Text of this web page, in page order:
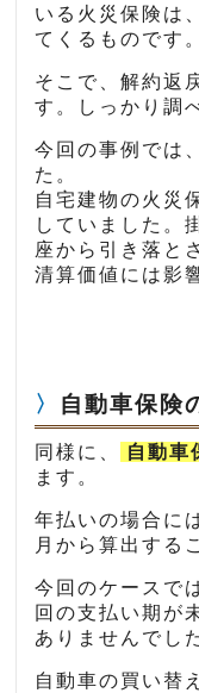
いる火災保険は
てくるものです。
そこで、解約返
す。しっかり調
今回の事例では
た。
自宅建物の火災
していました。
座から引き落と
清算価値には影
自動車保険
同様に、 自動車
ます。
年払いの場合に
月から算出する
今回のケースで
回の支払い期が
ありませんでし
自動車の買い替